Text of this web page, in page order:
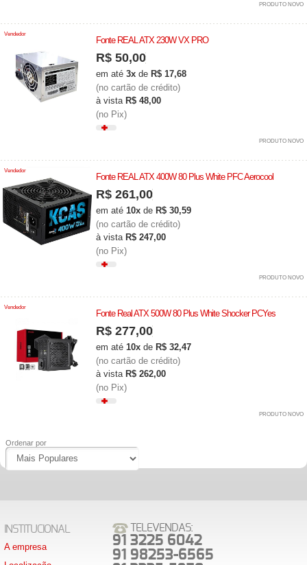
PRODUTO NOVO
Vendedor
Fonte REAL ATX 230W VX PRO
R$ 50,00
em até 3x de R$ 17,68
(no cartão de crédito)
à vista R$ 48,00
(no Pix)
PRODUTO NOVO
Vendedor
Fonte REAL ATX 400W 80 Plus White PFC Aerocool
R$ 261,00
em até 10x de R$ 30,59
(no cartão de crédito)
à vista R$ 247,00
(no Pix)
PRODUTO NOVO
Vendedor
Fonte Real ATX 500W 80 Plus White Shocker PCYes
R$ 277,00
em até 10x de R$ 32,47
(no cartão de crédito)
à vista R$ 262,00
(no Pix)
PRODUTO NOVO
Ordenar por
INSTITUCIONAL
A empresa
TELEVENDAS:
91 3225 6042
91 98253-6565